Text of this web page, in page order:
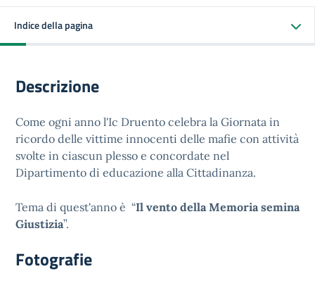
Indice della pagina
Descrizione
Come ogni anno l'Ic Druento celebra la Giornata in
ricordo delle vittime innocenti delle mafie con attività
svolte in ciascun plesso e concordate nel
Dipartimento di educazione alla Cittadinanza.
Tema di quest'anno è “Il vento della Memoria semina
Giustizia”.
Fotografie